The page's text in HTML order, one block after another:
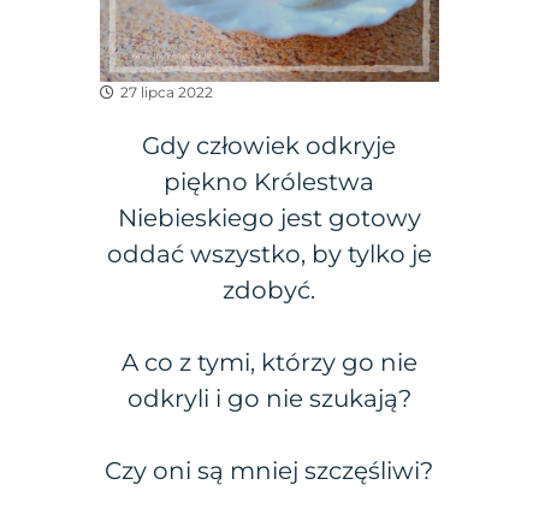
27 lipca 2022
Gdy człowiek odkryje
piękno Królestwa
Niebieskiego jest gotowy
oddać wszystko, by tylko je
zdobyć.
A co z tymi, którzy go nie
odkryli i go nie szukają?
Czy oni są mniej szczęśliwi?